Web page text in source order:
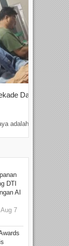
Dalam
adalah...
DTI
AI
7